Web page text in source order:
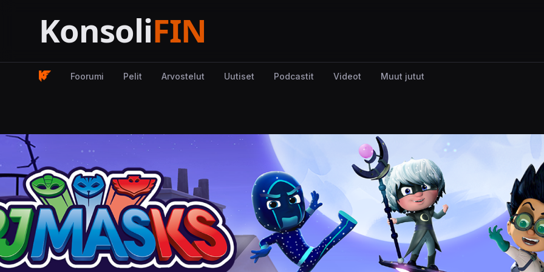
Foorumi Pelit Arvostelut Uutiset Podcastit Videot Muut jutut